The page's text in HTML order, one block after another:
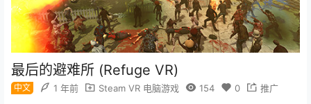
最后的避难所 (Refuge VR)
中文 1 年前 Steam VR 电脑游戏 154 0 推广